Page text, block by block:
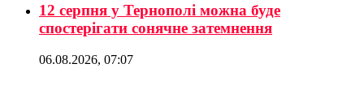
12 серпня у Тернополі можна буде
спостерігати сонячне затемнення
06.08.2026, 07:07